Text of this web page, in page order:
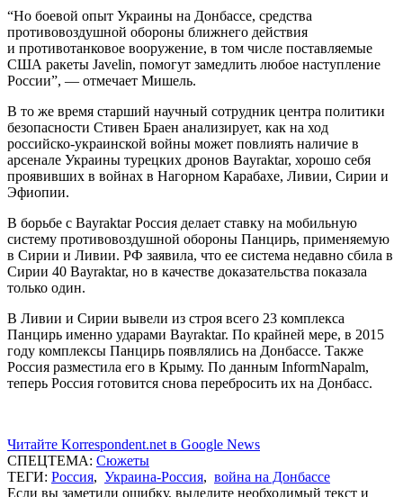
“Но боевой опыт Украины на Донбассе, средства
противовоздушной обороны ближнего действия
и противотанковое вооружение, в том числе поставляемые
США ракеты Javelin, помогут замедлить любое наступление
России”, — отмечает Мишель.
В то же время старший научный сотрудник центра политики
безопасности Стивен Браен анализирует, как на ход
российско-украинской войны может повлиять наличие в
арсенале Украины турецких дронов Bayraktar, хорошо себя
проявивших в войнах в Нагорном Карабахе, Ливии, Сирии и
Эфиопии.
В борьбе с Bayraktar Россия делает ставку на мобильную
систему противовоздушной обороны Панцирь, применяемую
в Сирии и Ливии. РФ заявила, что ее система недавно сбила в
Сирии 40 Bayraktar, но в качестве доказательства показала
только один.
В Ливии и Сирии вывели из строя всего 23 комплекса
Панцирь именно ударами Bayraktar. По крайней мере, в 2015
году комплексы Панцирь появлялись на Донбассе. Также
Россия разместила его в Крыму. По данным InformNapalm,
теперь Россия готовится снова перебросить их на Донбасс.
Читайте Korrespondent.net в Google News
СПЕЦТЕМА: Сюжеты
ТЕГИ: Россия, Украина-Россия, война на Донбассе
Если вы заметили ошибку, выделите необходимый текст и